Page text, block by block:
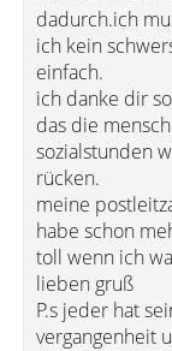
dadurch.ich
ich kein
einfach.
ich danke dir
das die
sozialstunden
rücken.
meine
habe schon
toll wenn ich
lieben gruß
P.s jeder hat
vergangenheit